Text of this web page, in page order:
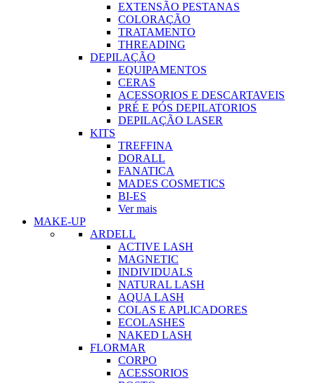
EXTENSÃO PESTANAS
COLORAÇÃO
TRATAMENTO
THREADING
DEPILAÇÃO
EQUIPAMENTOS
CERAS
ACESSORIOS E DESCARTAVEIS
PRÉ E PÓS DEPILATORIOS
DEPILAÇÃO LASER
KITS
TREFFINA
DORALL
FANATICA
MADES COSMETICS
BI-ES
Ver mais
MAKE-UP
ARDELL
ACTIVE LASH
MAGNETIC
INDIVIDUALS
NATURAL LASH
AQUA LASH
COLAS E APLICADORES
ECOLASHES
NAKED LASH
FLORMAR
CORPO
ACESSORIOS